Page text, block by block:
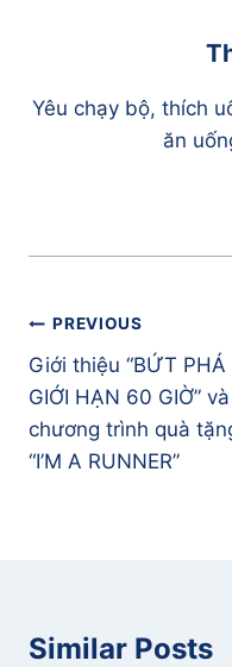
Yêu chạy bộ, thích
ăn
Điều
hướng
bài
viết
PREVIOUS
Giới thiệu “BỨT PHÁ
GIỚI HẠN 60 GIỜ” và
chương trình quà
“I’M A RUNNER”
Similar Posts